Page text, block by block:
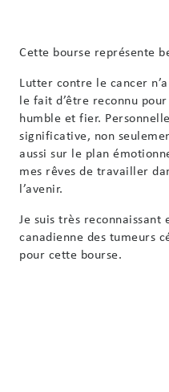
Cette bourse représente
Lutter contre le cancer
le fait d’être reconnu
humble et fier.
significative, non
aussi sur le plan
mes rêves de travailler
l’avenir.
Je suis très reconnaissant
canadienne des tumeurs
pour cette bourse.